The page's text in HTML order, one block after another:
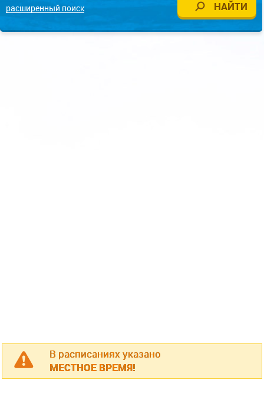
расширенный поиск
В расписаниях указано
МЕСТНОЕ ВРЕМЯ!